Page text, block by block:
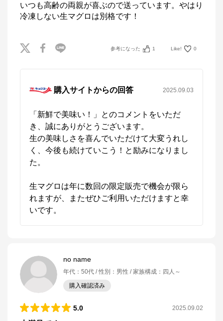
いつも高齢の両親が喜ぶので送っています。やはり
冷凍しない生マグロは別格です！
参考になった 1 Like! 0
購入サイトからの回答 2025.09.03
「新鮮で美味い！」とのコメントをいただ
き、誠にありがとうございます。
生の美味しさを喜んでいただけて大変うれし
く、今後も続けていこう！と励みになりまし
た。
生マグロは年に数回の限定販売で機会が限ら
れますが、またぜひご利用いただけますと幸
いです。
no name
年代 ： 50代 性別 ： 男性 家族構成 ： 四人～
購入確認済み
5.0 2025.09.02